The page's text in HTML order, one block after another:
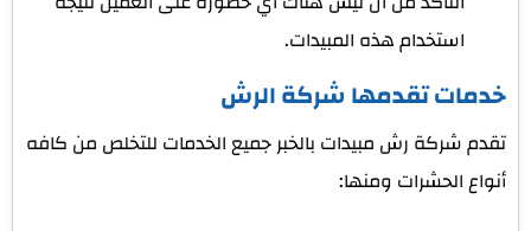
استخدام هذه المبيدات.
خدمات تقدمها شركة الرش
تقدم شركة رش مبيدات بالخبر جميع الخدمات للتخلص من كافه
أنواع الحشرات ومنها: